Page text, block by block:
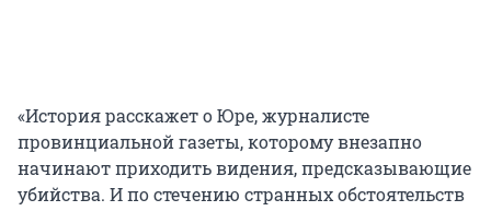
«История расскажет о Юре, журналисте
провинциальной газеты, которому внезапно
начинают приходить видения, предсказывающие
убийства. И по стечению странных обстоятельств